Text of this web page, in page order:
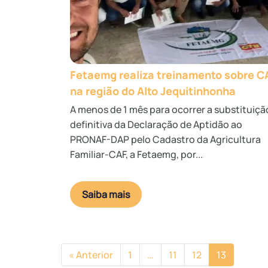
Fetaemg realiza treinamento sobre
na região do Alto Jequitinhonha
A menos de 1 mês para ocorrer a
definitiva da Declaração de Aptidão ao
PRONAF-DAP pelo Cadastro da Agricultura
Familiar-CAF, a Fetaemg, por...
Saiba mais
« Anterior 1 … 11 12 13